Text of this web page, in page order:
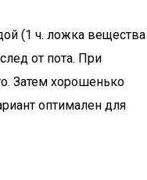
(1 ч. ложка вещества
от пота. При
Затем хорошенько
оптимален для